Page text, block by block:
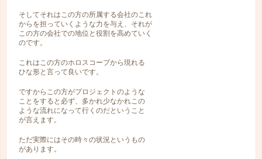
そしてそれはこの方の所属する会社のこれ
からを担っていくような力を与え、それが
この方の会社での地位と役割を高めていく
のです。
これはこの方のホロスコープから現れる
ひな形と言って良いです。
ですからこの方がプロジェクトのような
ことをすると必ず、多かれ少なかれこの
ような流れになって行くのだということ
が言えます。
ただ実際にはその時々の状況というもの
があります。